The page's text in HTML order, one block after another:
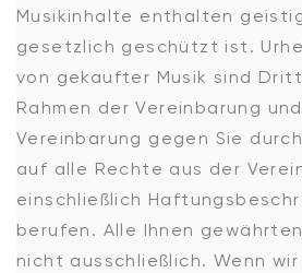
Musikinhalte enthalten
gesetzlich geschützt ist.
von gekaufter Musik sind
Rahmen der Vereinbarung
Vereinbarung gegen Sie
auf alle Rechte aus der
einschließlich
berufen. Alle Ihnen
nicht ausschließlich. Wenn